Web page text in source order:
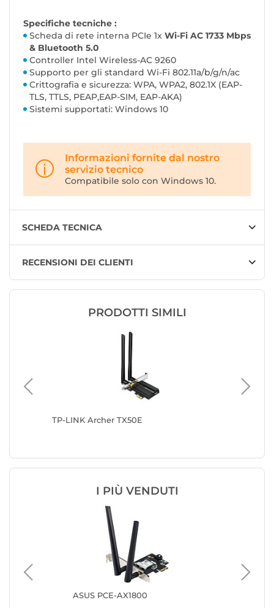
Specifiche tecniche :
Scheda di rete interna PCIe 1x Wi-Fi AC 1733 Mbps
& Bluetooth 5.0
Controller Intel Wireless-AC 9260
Supporto per gli standard Wi-Fi 802.11a/b/g/n/ac
Crittografia e sicurezza: WPA, WPA2, 802.1X (EAP-
TLS, TTLS, PEAP,EAP-SIM, EAP-AKA)
Sistemi supportati: Windows 10
Informazioni fornite dal nostro
servizio tecnico
Compatibile solo con Windows 10.
SCHEDA TECNICA
RECENSIONI DEI CLIENTI
PRODOTTI SIMILI
TP-LINK Archer TX50E
I PIÙ VENDUTI
ASUS PCE-AX1800